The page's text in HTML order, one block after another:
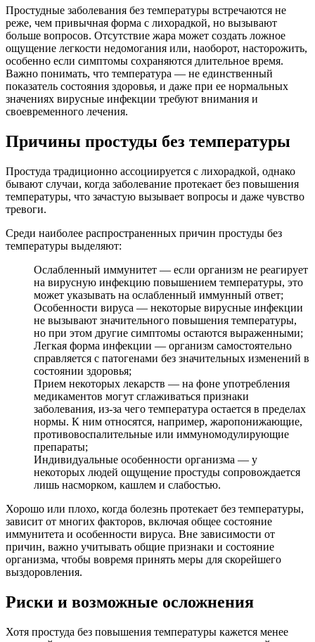
Простудные заболевания без температуры встречаются не
реже, чем привычная форма с лихорадкой, но вызывают
больше вопросов. Отсутствие жара может создать ложное
ощущение легкости недомогания или, наоборот, насторожить,
особенно если симптомы сохраняются длительное время.
Важно понимать, что температура — не единственный
показатель состояния здоровья, и даже при ее нормальных
значениях вирусные инфекции требуют внимания и
своевременного лечения.
Причины простуды без температуры
Простуда традиционно ассоциируется с лихорадкой, однако
бывают случаи, когда заболевание протекает без повышения
температуры, что зачастую вызывает вопросы и даже чувство
тревоги.
Среди наиболее распространенных причин простуды без
температуры выделяют:
Ослабленный иммунитет — если организм не реагирует
на вирусную инфекцию повышением температуры, это
может указывать на ослабленный иммунный ответ;
Особенности вируса — некоторые вирусные инфекции
не вызывают значительного повышения температуры,
но при этом другие симптомы остаются выраженными;
Легкая форма инфекции — организм самостоятельно
справляется с патогенами без значительных изменений в
состоянии здоровья;
Прием некоторых лекарств — на фоне употребления
медикаментов могут сглаживаться признаки
заболевания, из-за чего температура остается в пределах
нормы. К ним относятся, например, жаропонижающие,
противовоспалительные или иммуномодулирующие
препараты;
Индивидуальные особенности организма — у
некоторых людей ощущение простуды сопровождается
лишь насморком, кашлем и слабостью.
Хорошо или плохо, когда болезнь протекает без температуры,
зависит от многих факторов, включая общее состояние
иммунитета и особенности вируса. Вне зависимости от
причин, важно учитывать общие признаки и состояние
организма, чтобы вовремя принять меры для скорейшего
выздоровления.
Риски и возможные осложнения
Хотя простуда без повышения температуры кажется менее